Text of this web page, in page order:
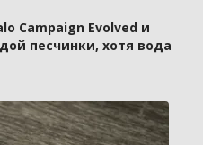
Campaign Evolved и
песчинки, хотя вода